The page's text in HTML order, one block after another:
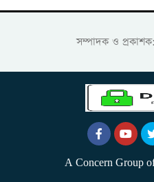
সম্পাদক ও
A Concern Group